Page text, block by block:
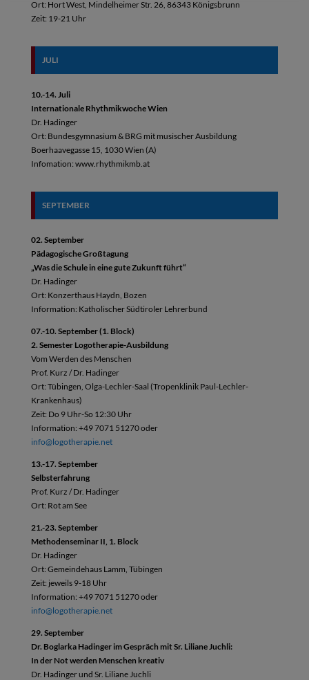
Ort: Hort West, Mindelheimer Str. 26, 86343 Königsbrunn
Zeit: 19-21 Uhr
JULI
10.-14. Juli
Internationale Rhythmikwoche Wien
Dr. Hadinger
Ort: Bundesgymnasium & BRG mit musischer Ausbildung
Boerhaavegasse 15, 1030 Wien (A)
Infomation: www.rhythmikmb.at
SEPTEMBER
02. September
Pädagogische Großtagung
„Was die Schule in eine gute Zukunft führt“
Dr. Hadinger
Ort: Konzerthaus Haydn, Bozen
Information: Katholischer Südtiroler Lehrerbund
07.-10. September (1. Block)
2. Semester Logotherapie-Ausbildung
Vom Werden des Menschen
Prof. Kurz / Dr. Hadinger
Ort: Tübingen, Olga-Lechler-Saal (Tropenklinik Paul-Lechler-
Krankenhaus)
Zeit: Do 9 Uhr-So 12:30 Uhr
Information: +49 7071 51270 oder
info@logotherapie.net
13.-17. September
Selbsterfahrung
Prof. Kurz / Dr. Hadinger
Ort: Rot am See
21.-23. September
Methodenseminar II, 1. Block
Dr. Hadinger
Ort: Gemeindehaus Lamm, Tübingen
Zeit: jeweils 9-18 Uhr
Information: +49 7071 51270 oder
info@logotherapie.net
29. September
Dr. Boglarka Hadinger im Gespräch mit Sr. Liliane Juchli:
In der Not werden Menschen kreativ
Dr. Hadinger und Sr. Liliane Juchli